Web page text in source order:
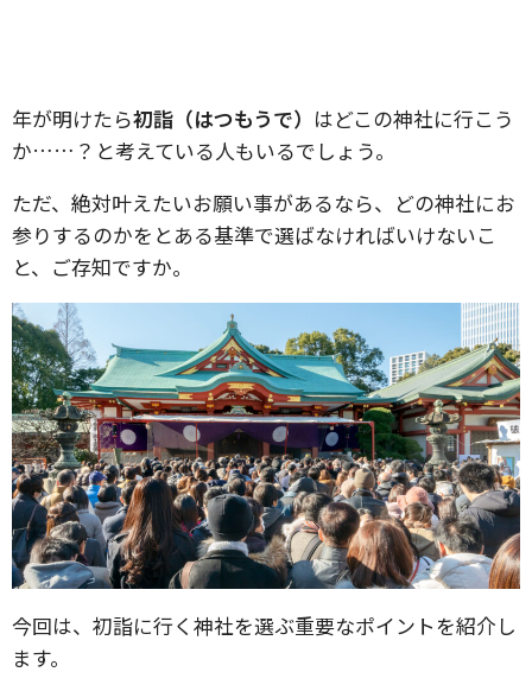
年が明けたら初詣（はつもうで） はどこの神社に行こう
か……？と考えている人もいるでしょう。
ただ、絶対叶えたいお願い事があるなら、どの神社にお
参りするのかをとある基準で選ばなければいけないこ
と、ご存知ですか。
今回は、初詣に行く神社を選ぶ重要なポイントを紹介し
ます。